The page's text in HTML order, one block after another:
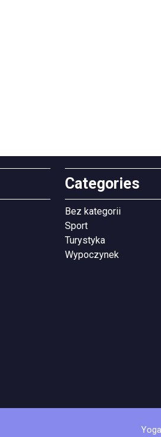
Categories
Bez kategorii
Sport
Turystyka
Wypoczynek